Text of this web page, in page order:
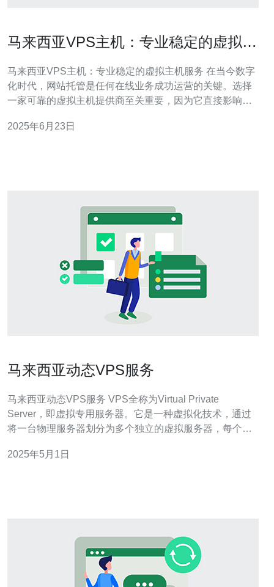
马来西亚VPS主机：专业稳定的虚拟主
马来西亚VPS主机：专业稳定的虚拟主机服务 在当今数字
化时代，网站托管是任何在线业务成功运营的关键。选择
一家可靠的虚拟主机提供商至关重要，因为它直接影响到
验和专业知识的VPS主机服务提供商，马来西亚VPS主机
2025年6月23日
马来西亚动态VPS服务
马来西亚动态VPS服务 VPS全称为Virtual Private
Server，即虚拟专用服务器。它是一种虚拟化技术，通过
将一台物理服务器划分为多个独立的虚拟服务器，每个虚
东南亚的一个发达国家，拥有先进的信息技术基
2025年5月1日